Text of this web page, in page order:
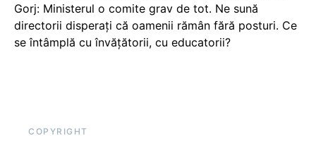
Gorj: Ministerul o comite grav de tot. Ne sună
directorii disperați că oamenii rămân fără posturi. Ce
se întâmplă cu învățătorii, cu educatorii?
COPYRIGHT